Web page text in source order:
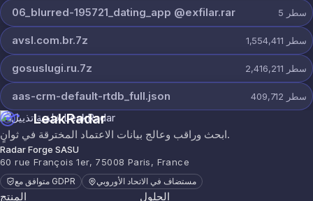
06_blurred-195721_dating_app @exfilar.rar 5 سطر
avsl.com.br.7z 1,554,411 سطر
gosuslugi.ru.7z 2,416,211 سطر
aas-crm-default-rtdb_full.json 409,712 سطر
LeakRadar
ابحث وراقب وعالج بيانات الاعتماد المخترقة في ثوانٍ.
Radar Forge SASU
60 rue François 1er, 75008 Paris, France
متوافق مع GDPR مستضاف في الاتحاد الأوروبي
المنتج الحلول